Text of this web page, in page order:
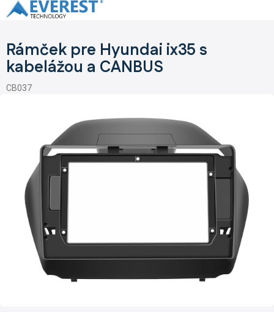
Prejsť
na
Rámček pre Hyundai ix35 s
kabelážou a CANBUS
CB037